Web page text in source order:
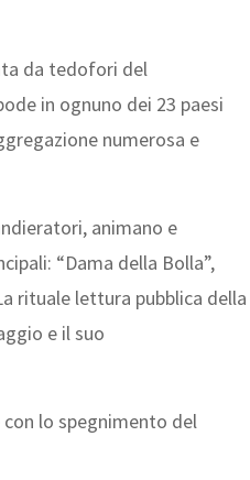
da tedofori del
in ognuno dei 23 paesi
numerosa e
animano e
“Dama della Bolla”,
rituale lettura pubblica della
e il suo
lo spegnimento del